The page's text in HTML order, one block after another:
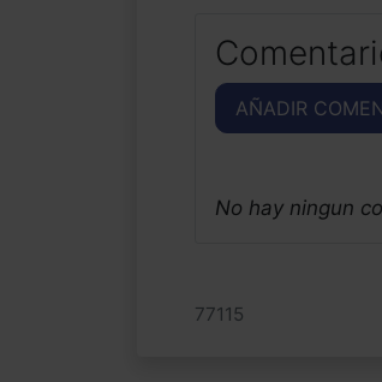
AÑADIR
No hay ningun
77115